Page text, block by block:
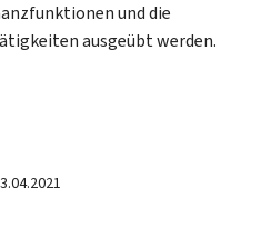
und die
ausgeübt werden.